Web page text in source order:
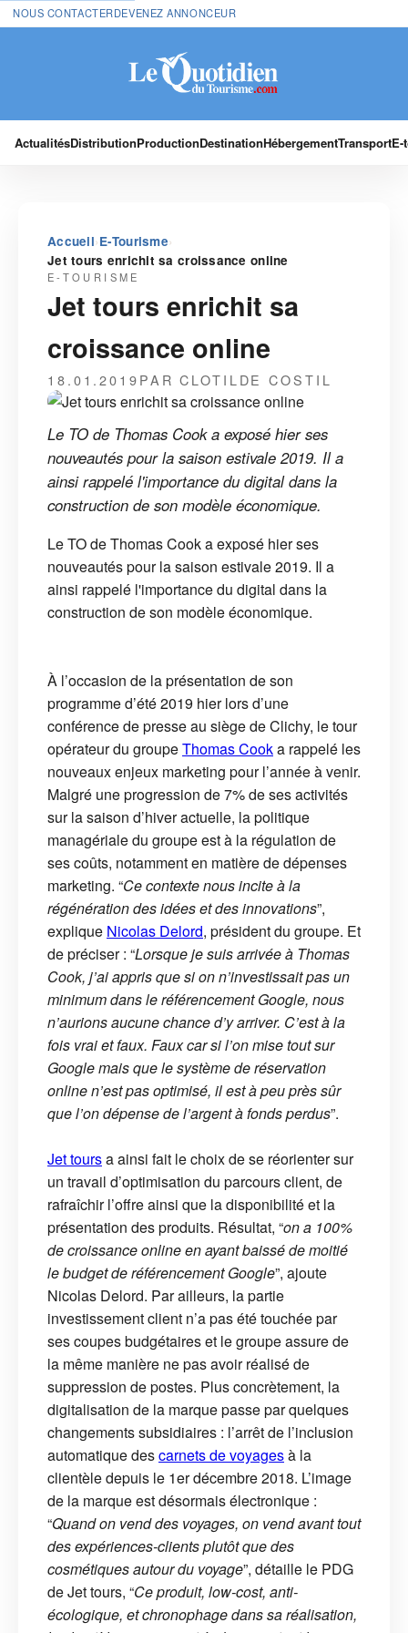
NOUS CONTACTERDEVENEZ ANNONCEUR
ActualitésDistributionProductionDestinationHébergementTransport
Accueil›E-Tourisme›
Jet tours enrichit sa croissance online
E-TOURISME
Jet tours enrichit sa
croissance online
18.01.2019PAR CLOTILDE COSTIL
Le TO de Thomas Cook a exposé hier ses
nouveautés pour la saison estivale 2019. Il a
ainsi rappelé l'importance du digital dans la
construction de son modèle économique.
Le TO de Thomas Cook a exposé hier ses
nouveautés pour la saison estivale 2019. Il a
ainsi rappelé l'importance du digital dans la
construction de son modèle économique.
À l’occasion de la présentation de son
programme d’été 2019 hier lors d’une
conférence de presse au siège de Clichy, le tour
opérateur du groupeThomas Cooka rappelé les
nouveaux enjeux marketing pour l’année à venir.
Malgré une progression de 7% de ses activités
sur la saison d’hiver actuelle, la politique
managériale du groupe est à la régulation de
ses coûts, notamment en matière de dépenses
marketing. “Ce contexte nous incite à la
régénération des idées et des innovations”,
explique Nicolas Delord, président du groupe. Et
de préciser : “Lorsque je suis arrivée à Thomas
Cook, j’ai appris que si on n’investissait pas un
minimum dans le référencement Google, nous
n’aurions aucune chance d’y arriver. C’est à la
fois vrai et faux. Faux car si l’on mise tout sur
Google mais que le système de réservation
online n’est pas optimisé, il est à peu près sûr
que l’on dépense de l’argent à fonds perdus”.
Jet toursa ainsi fait le choix de se réorienter sur
un travail d’optimisation du parcours client, de
rafraîchir l’offre ainsi que la disponibilité et la
présentation des produits. Résultat, “on a 100%
de croissance online en ayant baissé de moitié
le budget de référencement Google”, ajoute
Nicolas Delord. Par ailleurs, la partie
investissement client n’a pas été touchée par
ses coupes budgétaires et le groupe assure de
la même manière ne pas avoir réalisé de
suppression de postes. Plus concrètement, la
digitalisation de la marque passe par quelques
changements subsidiaires : l’arrêt de l’inclusion
automatique descarnets de voyagesà la
clientèle depuis le 1er décembre 2018. L’image
de la marque est désormais électronique :
“Quand on vend des voyages, on vend avant tout
des expériences-clients plutôt que des
cosmétiques autour du voyage”, détaille le PDG
de Jet tours, “Ce produit, low-cost, anti-
écologique, et chronophage dans sa réalisation,